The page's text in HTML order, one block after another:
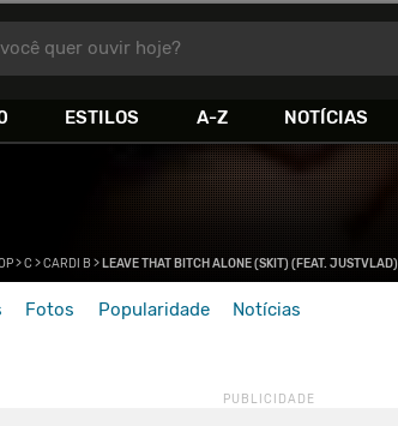
ESTILOS A-Z NOTÍCIAS
quer ouvir hoje?
Fotos Popularidade Notícias
>C >CARDI B > LEAVE THAT BITCH ALONE (SKIT) (FEAT. JUSTVLAD)